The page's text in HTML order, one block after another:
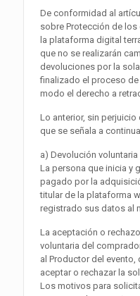
De conformidad al
sobre Protección de
la plataforma digital
que no se realizarán
devoluciones por la
finalizado el proceso
modo el derecho a
Lo anterior, sin
que se señala a
a) Devolución
La persona que inicia y
pagado por la
titular de la plataforma
registrado sus datos al
La aceptación o
voluntaria del
al Productor del
aceptar o rechazar la
Los motivos para